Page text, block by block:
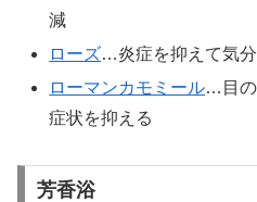
減
ローズ…炎症を抑えて気
ローマンカモミール…目の
症状を抑える
芳香浴